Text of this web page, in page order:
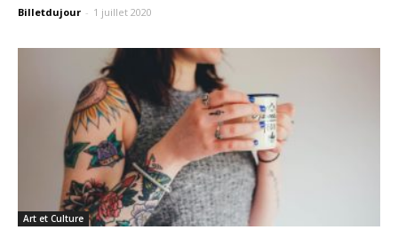
Billetdujour - 1 juillet 2020
Art et Culture